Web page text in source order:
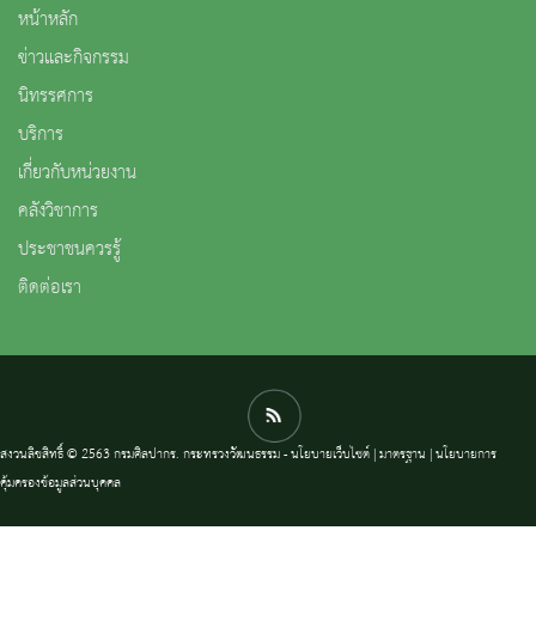
หน้าหลัก
ข่าวและกิจกรรม
นิทรรศการ
บริการ
เกี่ยวกับหน่วยงาน
คลังวิชาการ
ประชาชนควรรู้
ติดต่อเรา
สงวนลิขสิทธิ์ © 2563 กรมศิลปากร. กระทรวงวัฒนธรรม -นโยบายเว็บไซต์|มาตรฐาน |นโยบายการ
คุ้มครองข้อมูลส่วนบุคคล